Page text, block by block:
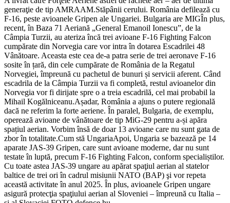
generaţie de tip AMRAAM.Stăpânii cerului. România defilează cu
F-16, peste avioanele Gripen ale Ungariei. Bulgaria are MIGÎn plus,
recent, în Baza 71 Aeriană „General Emanoil Ionescu”, de la
Câmpia Turzii, au ateriza încă trei avioane F-16 Fighting Falcon
cumpărate din Norvegia care vor intra în dotarea Escadrilei 48
Vânătoare. Aceasta este cea de-a patra serie de trei aeronave F-16
sosite în țară, din cele cumpărate de România de la Regatul
Norvegiei, împreună cu pachetul de bunuri și servicii aferent. Când
escadrila de la Câmpia Turzii va fi completă, restul avioanelor din
Norvegia vor fi dirijate spre o a treia escadrilă, cel mai probabil la
Mihail Kogălniceanu.Așadar, România a ajuns o putere regională
dacă ne referim la forte aeriene. În paralel, Bulgaria, de exemplu,
operează avioane de vânătoare de tip MiG-29 pentru a-și apăra
spațiul aerian. Vorbim însă de doar 13 avioane care nu sunt gata de
zbor în totalitate.Cum stă UngariaApoi, Ungaria se bazează pe 14
aparate JAS-39 Gripen, care sunt avioane moderne, dar nu sunt
testate în luptă, precum F-16 Fighting Falcon, conform specialiștilor.
Cu toate astea JAS-39 ungare au apărat spaţiul aerian al statelor
baltice de trei ori în cadrul misiunii NATO (BAP) şi vor repeta
această activitate în anul 2025. În plus, avioanele Gripen ungare
asigură protecţia spaţiului aerian al Sloveniei – împreună cu Italia –